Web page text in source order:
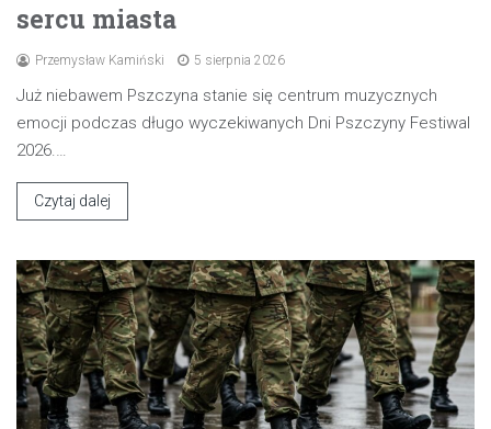
sercu miasta
Przemysław Kamiński 5 sierpnia 2026
Już niebawem Pszczyna stanie się centrum muzycznych
emocji podczas długo wyczekiwanych Dni Pszczyny Festiwal
2026.…
Czytaj dalej